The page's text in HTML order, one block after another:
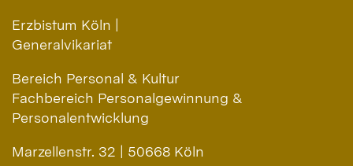
Erzbistum Köln |
Generalvikariat
Bereich Personal & Kultur
Fachbereich Personalgewinnung &
Personalentwicklung
Marzellenstr. 32 | 50668 Köln